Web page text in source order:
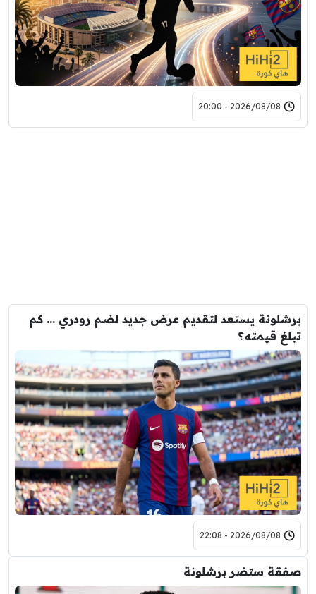
2026/08/08 - 20:00
برشلونة يستعد لتقديم عرض جديد لضم رودري … كم
تبلغ قيمته؟
2026/08/08 - 22:08
صفقة ستضر برشلونة